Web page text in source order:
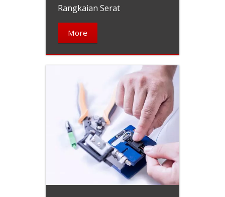
Rangkaian Serat
More